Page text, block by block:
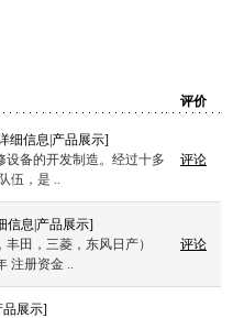
评价
细信息 产品展示]
备的开发制造。经过十多
伍，是 ..
评论
信息 产品展示]
田，三菱，东风日产）
注册资金 ..
评论
品展示]